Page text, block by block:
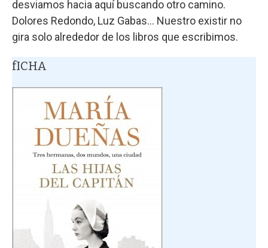
desviamos hacia aquí buscando otro camino.
Dolores Redondo, Luz Gabas... Nuestro existir no
gira solo alrededor de los libros que escribimos.
fICHA